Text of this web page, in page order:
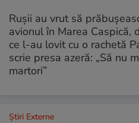
Rușii au vrut să
avionul în Marea Caspică,
ce l-au lovit cu o rachetă
scrie presa azeră: „Să nu
martori”
Știri Externe